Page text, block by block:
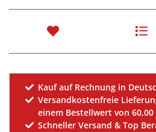
Kauf auf Rechnung in
Versandkostenfreie
einem Bestellwert von 60,00
Schneller Versand & Top